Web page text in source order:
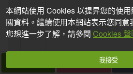
本網站使用 Cookies 以提昇您的使
關資料。繼續使用本網站表示您同
您想進一步了解，請參閱 Cookies 聲
我接受